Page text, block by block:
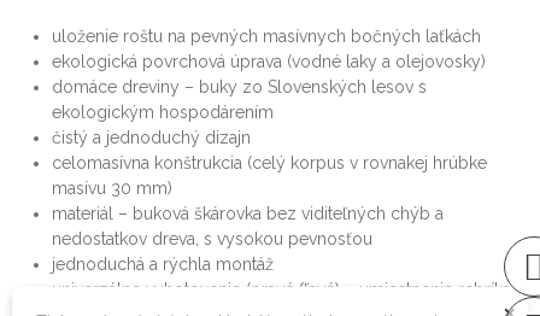
uloženie roštu na pevných masívnych bočných laťkách
ekologická povrchová úprava (vodné laky a olejovosky)
domáce dreviny – buky zo Slovenských lesov s
ekologickým hospodárením
čistý a jednoduchý dizajn
celomasívna konštrukcia (celý korpus v rovnakej hrúbke
masívu 30 mm)
materiál – buková škárovka bez viditeľných chýb a
nedostatkov dreva, s vysokou pevnosťou
jednoduchá a rýchla montáž
univerzálne vyhotovenie (pravé/ľavé) – umiestnenie rebríka